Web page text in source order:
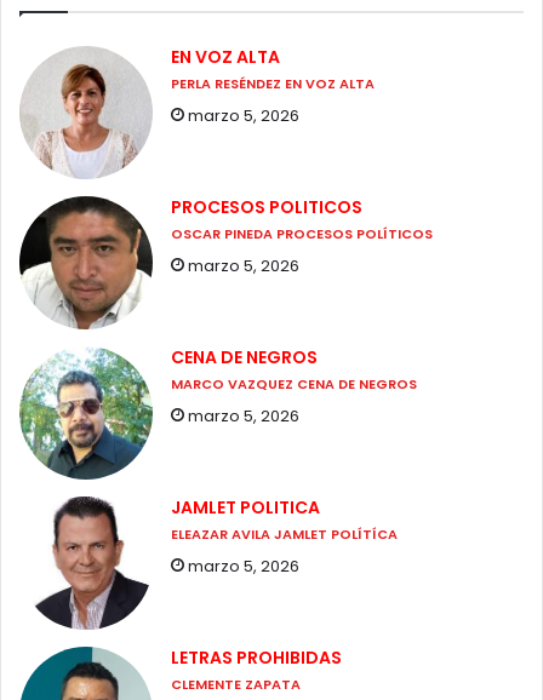
EN VOZ ALTA
PERLA RESÉNDEZ EN VOZ ALTA
marzo 5, 2026
PROCESOS POLITICOS
OSCAR PINEDA PROCESOS POLÍTICOS
marzo 5, 2026
CENA DE NEGROS
MARCO VAZQUEZ CENA DE NEGROS
marzo 5, 2026
JAMLET POLITICA
ELEAZAR AVILA JAMLET POLÍTÍCA
marzo 5, 2026
LETRAS PROHIBIDAS
CLEMENTE ZAPATA